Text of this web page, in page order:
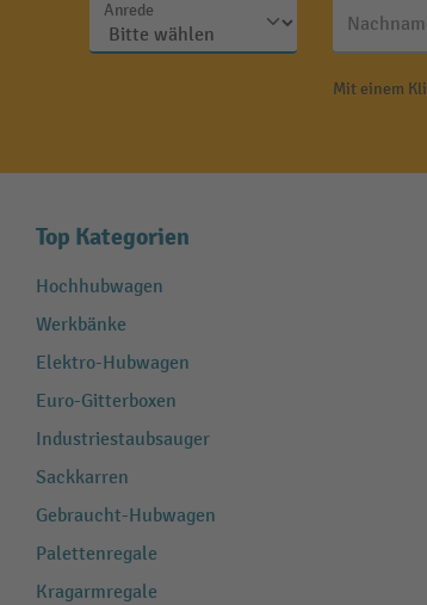
Anrede
Mit einem
Top Kategorien
Hochhubwagen
Werkbänke
Elektro-Hubwagen
Euro-Gitterboxen
Industriestaubsauger
Sackkarren
Gebraucht-Hubwagen
Palettenregale
Kragarmregale